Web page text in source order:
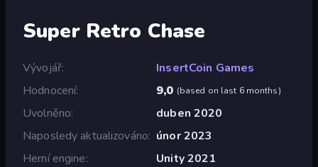
Super Retro Chase
Vývojář
InsertCoin Games
Hodnocení
9,0 (based on last 6 months)
Uvolněno
duben 2020
Naposledy aktualizováno únor 2023
Herní engine
Unity 2021